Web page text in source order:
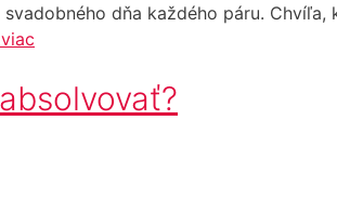
dňa každého páru.